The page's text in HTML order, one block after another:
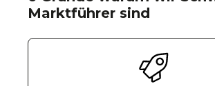
Marktführer sind